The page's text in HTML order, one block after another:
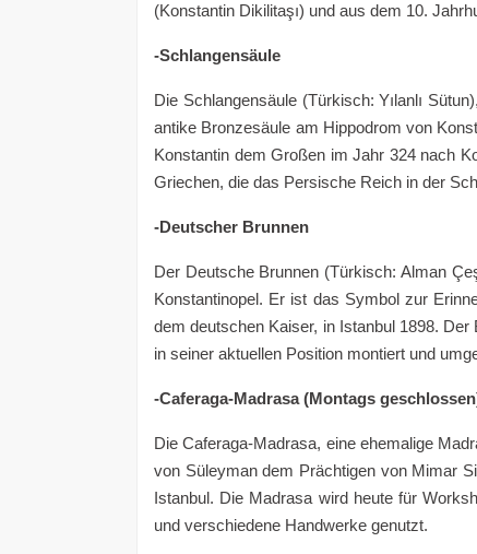
(Konstantin Dikilitaşı) und aus dem 10.
-Schlangensäule
Die Schlangensäule (Türkisch: Yılanlı
antike Bronzesäule am Hippodrom von
Konstantin dem Großen im Jahr 324 nach
Griechen, die das Persische Reich in der
-Deutscher Brunnen
Der Deutsche Brunnen (Türkisch: Alman
Konstantinopel. Er ist das Symbol zur
dem deutschen Kaiser, in Istanbul 1898.
in seiner aktuellen Position montiert und
-Caferaga-Madrasa (Montags
Die Caferaga-Madrasa, eine ehemalige
von Süleyman dem Prächtigen von Mimar
Istanbul. Die Madrasa wird heute für
und verschiedene Handwerke genutzt.